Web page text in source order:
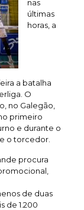
nas
últimas
horas, a
a batalha
O
no Galegão,
primeiro
e durante o
o torcedor.
procura
de duas
de 1.200